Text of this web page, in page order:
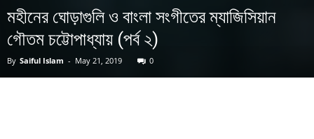
মহীনের ঘোড়াগুলি ও বাংলা সংগীতের ম্যাজিসিয়ান
গৌতম চট্টোপাধ্যায় (পর্ব ২)
By Saiful Islam - May 21, 2019 0